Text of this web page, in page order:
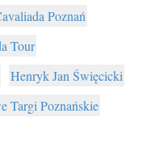
Poznań
Tour
Henryk Jan Święcicki
Targi Poznańskie